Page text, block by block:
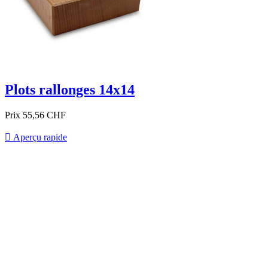
Plots rallonges 14x14
Prix 55,56 CHF
 Aperçu rapide